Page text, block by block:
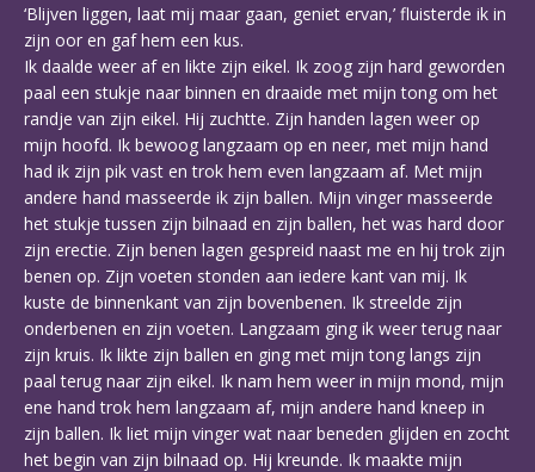
‘Blijven liggen, laat mij maar gaan, geniet ervan,’ fluisterde ik in
zijn oor en gaf hem een kus.
Ik daalde weer af en likte zijn eikel. Ik zoog zijn hard geworden
paal een stukje naar binnen en draaide met mijn tong om het
randje van zijn eikel. Hij zuchtte. Zijn handen lagen weer op
mijn hoofd. Ik bewoog langzaam op en neer, met mijn hand
had ik zijn pik vast en trok hem even langzaam af. Met mijn
andere hand masseerde ik zijn ballen. Mijn vinger masseerde
het stukje tussen zijn bilnaad en zijn ballen, het was hard door
zijn erectie. Zijn benen lagen gespreid naast me en hij trok zijn
benen op. Zijn voeten stonden aan iedere kant van mij. Ik
kuste de binnenkant van zijn bovenbenen. Ik streelde zijn
onderbenen en zijn voeten. Langzaam ging ik weer terug naar
zijn kruis. Ik likte zijn ballen en ging met mijn tong langs zijn
paal terug naar zijn eikel. Ik nam hem weer in mijn mond, mijn
ene hand trok hem langzaam af, mijn andere hand kneep in
zijn ballen. Ik liet mijn vinger wat naar beneden glijden en zocht
het begin van zijn bilnaad op. Hij kreunde. Ik maakte mijn